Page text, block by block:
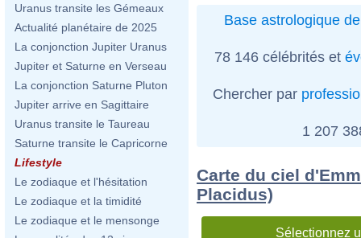
Uranus transite les Gémeaux
Actualité planétaire de 2025
La conjonction Jupiter Uranus
Jupiter et Saturne en Verseau
La conjonction Saturne Pluton
Jupiter arrive en Sagittaire
Uranus transite le Taureau
Saturne transite le Capricorne
Lifestyle
Le zodiaque et l'hésitation
Le zodiaque et la timidité
Le zodiaque et le mensonge
Base astrologique
78 146 célébrités et
Chercher par
1 207
Carte du ciel
Placidus)
Sélectionnez